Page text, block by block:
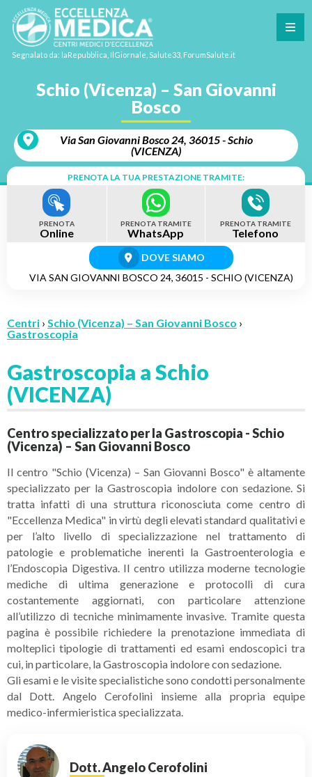
Segnalato da: laRepubblica, IlGiornale, Salute33, ForumSalute.it
Schio (Vicenza) – San Giovanni
Bosco
Via San Giovanni Bosco 24, 36015 - Schio
(VICENZA)
PRENOTA LA TUA PRESTAZIONE TRAMITE:
PRENOTA
Online
PRENOTA TRAMITE
WhatsApp
PRENOTA TRAMITE
Telefono
DOVE SIAMO
VIA SAN GIOVANNI BOSCO 24, 36015 - SCHIO (VICENZA)
Centri › Schio (Vicenza) – San Giovanni Bosco ›
Gastroscopia
Gastroscopia a Schio
(VICENZA)
Centro specializzato per la Gastroscopia - Schio
(Vicenza) – San Giovanni Bosco
Il centro "Schio (Vicenza) – San Giovanni Bosco" è altamente
specializzato per la Gastroscopia indolore con sedazione. Si
tratta infatti di una struttura riconosciuta come centro di
"Eccellenza Medica" in virtù degli elevati standard qualitativi e
per l’alto livello di specializzazione nel trattamento di
patologie e problematiche inerenti la Gastroenterologia e
l’Endoscopia Digestiva. Il centro utilizza moderne tecnologie
mediche di ultima generazione e protocolli di cura
costantemente aggiornati, con particolare attenzione
all’utilizzo di tecniche minimamente invasive. Tramite questa
pagina è possibile richiedere la prenotazione immediata di
molteplici tipologie di trattamenti ed esami endoscopici tra
cui, in particolare, la Gastroscopia indolore con sedazione.
Gli esami e le visite specialistiche sono condotti personalmente
dal Dott. Angelo Cerofolini insieme alla propria equipe
medico-infermieristica specializzata.
Dott. Angelo Cerofolini